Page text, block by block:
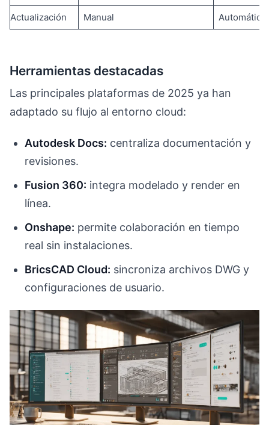
Actualización Manual
Herramientas destacadas
Las principales plataformas de 2025 ya han
adaptado su flujo al entorno cloud:
Autodesk Docs: centraliza documentación y
revisiones.
Fusion 360: integra modelado y render en
línea.
Onshape: permite colaboración en tiempo
real sin instalaciones.
BricsCAD Cloud: sincroniza archivos DWG y
configuraciones de usuario.